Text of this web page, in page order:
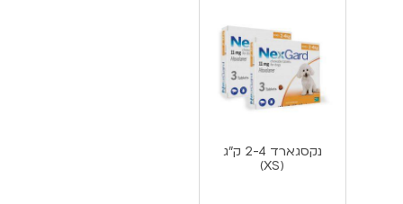
נקסגארד 2-4 ק”ג
(XS)